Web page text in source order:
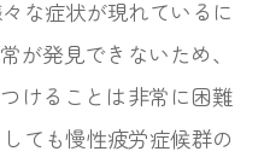
な症状が現れているに
が発見できないため、
けることは非常に困難
ても慢性疲労症候群の